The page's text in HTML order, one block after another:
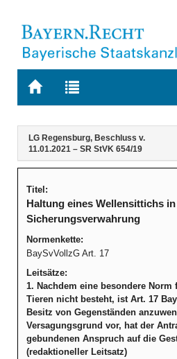
Zur
BAYERN.RECHT
Zur
letzten
Suche
Navigation
Inhalt
LG Regensburg, Beschluss v.
11.01.2021 – SR StVK 654/19
Titel:
Haltung eines Wellensittichs
Sicherungsverwahrung
Normenkette:
BaySvVollzG Art. 17
Leitsätze:
1. Nachdem eine besondere
Tieren nicht besteht, ist Art. 17
Besitz von Gegenständen
Versagungsgrund vor, hat der
gebundenen Anspruch auf die
(redaktioneller Leitsatz)